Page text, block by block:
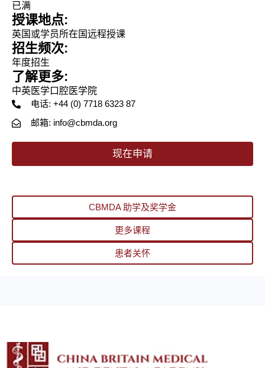
已满
授课地点:
英国或学员所在国远程授课
招生频次:
年度招生
了解更多:
中英医学口腔医学院
电话: +44 (0) 7718 6323 87
邮箱: info@cbmda.org
现在申请
CBMDA 助学及奖学金
更多课程
患者关怀